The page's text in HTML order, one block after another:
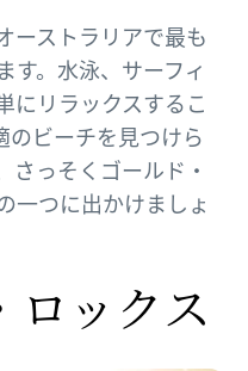
ーストラリアで最も
す。水泳、サーフィ
にリラックスするこ
のビーチを見つけら
さっそくゴールド・
一つに出かけましょ
ロックス